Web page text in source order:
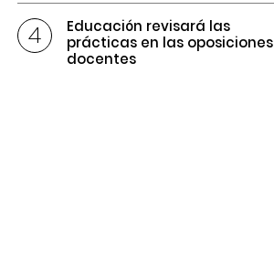
Educación revisará las
prácticas en las oposiciones
docentes